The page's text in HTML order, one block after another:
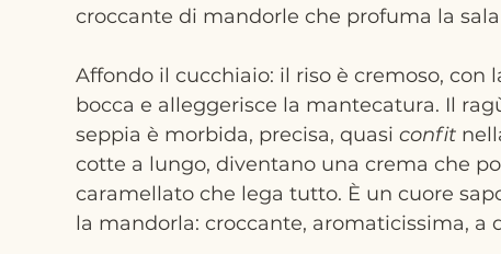
croccante di mandorle che profuma la
Affondo il cucchiaio: il riso è cremoso, con
bocca e alleggerisce la mantecatura. Il
seppia è morbida, precisa, quasi confit
cotte a lungo, diventano una crema che
caramellato che lega tutto. È un cuore
la mandorla: croccante, aromaticissima, a